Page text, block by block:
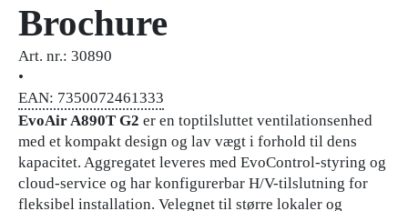
Brochure
Art. nr.: 30890
•
EAN: 7350072461333
EvoAir A890T G2 er en toptilsluttet ventilationsenhed
med et kompakt design og lav vægt i forhold til dens
kapacitet. Aggregatet leveres med EvoControl-styring og
cloud-service og har konfigurerbar H/V-tilslutning for
fleksibel installation. Velegnet til større lokaler og